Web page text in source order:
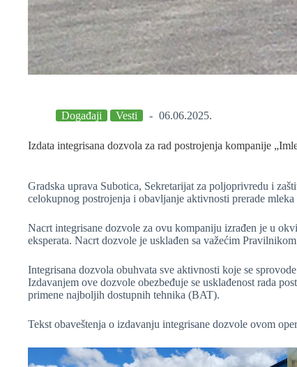
Događaji Vesti 06.06.2025.
Izdata integrisana dozvola za rad postrojenja kompanije
Gradska uprava Subotica, Sekretarijat za poljoprivredu i
celokupnog postrojenja i obavljanje aktivnosti prerade
Nacrt integrisane dozvole za ovu kompaniju izrađen je u
eksperata. Nacrt dozvole je usklađen sa važećim
Integrisana dozvola obuhvata sve aktivnosti koje se
Izdavanjem ove dozvole obezbeđuje se usklađenost rada
primene najboljih dostupnih tehnika (BAT).
Tekst obaveštenja o izdavanju integrisane dozvole ovom